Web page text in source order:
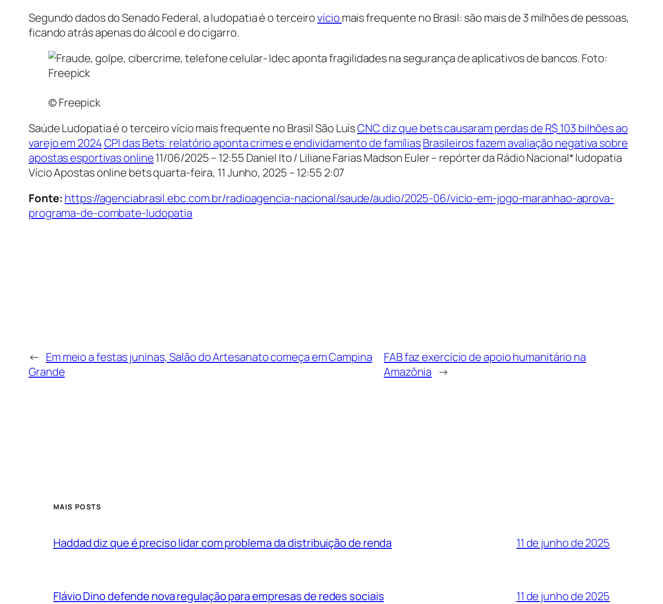
Segundo dados do Senado Federal, a ludopatia é o terceirovício mais frequente no Brasil: são mais de 3 milhões de pessoas,
ficando atrás apenas do álcool e do cigarro.
© Freepick
Saúde Ludopatia é o terceiro vício mais frequente no Brasil São LuísCNC diz que bets causaram perdas de R$ 103 bilhões ao
varejo em 2024CPI das Bets: relatório aponta crimes e endividamento de famíliasBrasileiros fazem avaliação negativa sobre
apostas esportivas online11/06/2025 – 12:55 Daniel Ito / Liliane Farias Madson Euler – repórter da Rádio Nacional* ludopatia
Vício Apostas online betsquarta-feira, 11 Junho, 2025 – 12:55 2:07
Fonte: https://agenciabrasil.ebc.com.br/radioagencia-nacional/saude/audio/2025-06/vicio-em-jogo-maranhao-aprova-
programa-de-combate-ludopatia
← Em meio a festas juninas, Salão do Artesanato começa em Campina
Grande
FAB faz exercício de apoio humanitário na
Amazônia →
MAIS POSTS
Haddad diz que é preciso lidar com problema da distribuição de renda 11 de junho de 2025
Flávio Dino defende nova regulação para empresas de redes sociais 11 de junho de 2025